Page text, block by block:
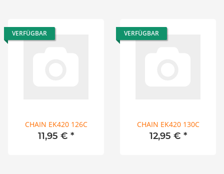
VERFÜGBAR
CHAIN EK420 126C
11,95 € *
VERFÜGBAR
CHAIN EK420 130C
12,95 € *